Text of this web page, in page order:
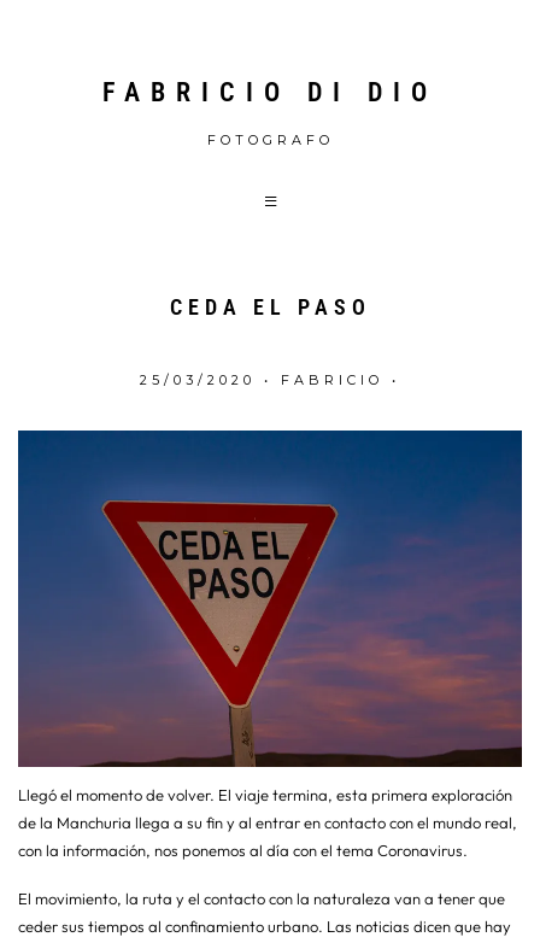
FABRICIO DI DIO
FOTOGRAFO
CEDA EL PASO
25/03/2020 • FABRICIO •
Llegó el momento de volver. El viaje termina, esta primera exploración
de la Manchuria llega a su fin y al entrar en contacto con el mundo real,
con la información, nos ponemos al día con el tema Coronavirus.
El movimiento, la ruta y el contacto con la naturaleza van a tener que
ceder sus tiempos al confinamiento urbano. Las noticias dicen que hay